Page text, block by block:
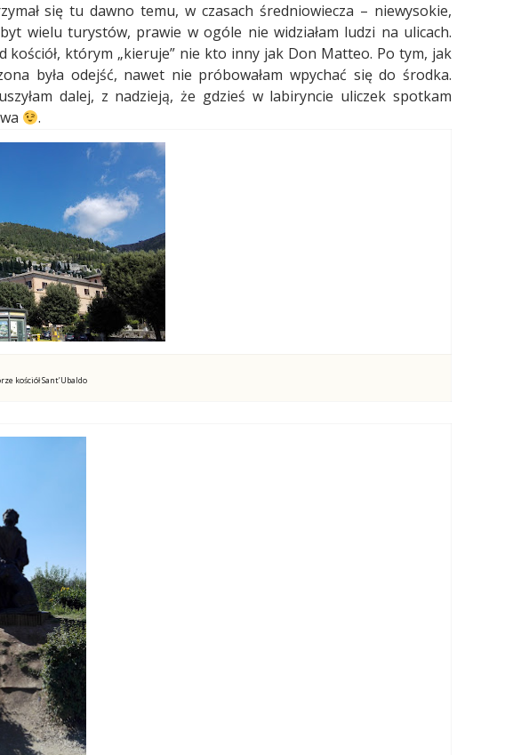
się tu dawno temu, w czasach średniowiecza – niewysokie,
wielu turystów, prawie w ogóle nie widziałam ludzi na ulicach.
kościół, którym „kieruje” nie kto inny jak Don Matteo. Po tym, jak
była odejść, nawet nie próbowałam wpychać się do środka.
dalej, z nadzieją, że gdzieś w labiryncie uliczek spotkam
.
kościół Sant’Ubaldo